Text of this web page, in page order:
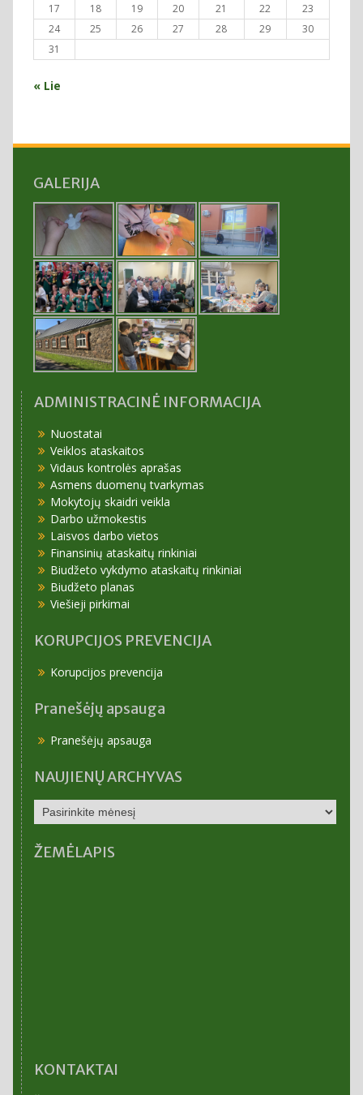
17
18 19 20 21 22
23
24
25 26 27 28 29
30
31
« Lie
GALERIJA
ADMINISTRACINĖ INFORMACIJA
Nuostatai
Veiklos ataskaitos
Vidaus kontrolės aprašas
Asmens duomenų tvarkymas
Mokytojų skaidri veikla
Darbo užmokestis
Laisvos darbo vietos
Finansinių ataskaitų rinkiniai
Biudžeto vykdymo ataskaitų rinkiniai
Biudžeto planas
Viešieji pirkimai
KORUPCIJOS PREVENCIJA
Korupcijos prevencija
Pranešėjų apsauga
Pranešėjų apsauga
NAUJIENŲ ARCHYVAS
NAUJIENŲ
ARCHYVAS
ŽEMĖLAPIS
KONTAKTAI